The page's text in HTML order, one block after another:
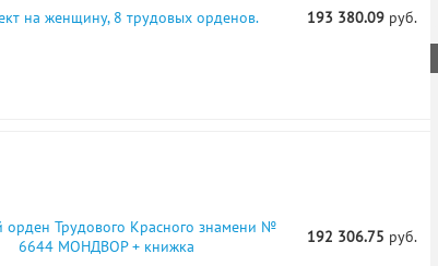
на женщину, 8 трудовых орденов. 193 380.09руб.
орден Трудового Красного знамени №
6644 МОНДВОР + книжка
192 306.75 руб.